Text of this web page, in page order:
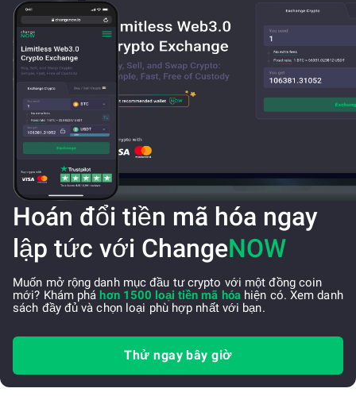
Hoán đổi tiền mã hóa ngay
lập tức với ChangeNOW
Muốn mở rộng danh mục đầu tư crypto với một đồng coin
mới? Khám pháhơn 1500 loại tiền mã hóahiện có. Xem danh
sách đầy đủ và chọn loại phù hợp nhất với bạn.
Thử ngay bây giờ